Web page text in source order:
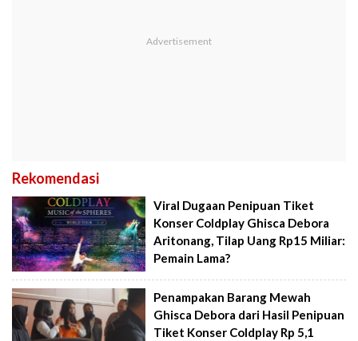
Rekomendasi
Viral Dugaan Penipuan Tiket
Konser Coldplay Ghisca Debora
Aritonang, Tilap Uang Rp15 Miliar:
Pemain Lama?
Penampakan Barang Mewah
Ghisca Debora dari Hasil Penipuan
Tiket Konser Coldplay Rp 5,1